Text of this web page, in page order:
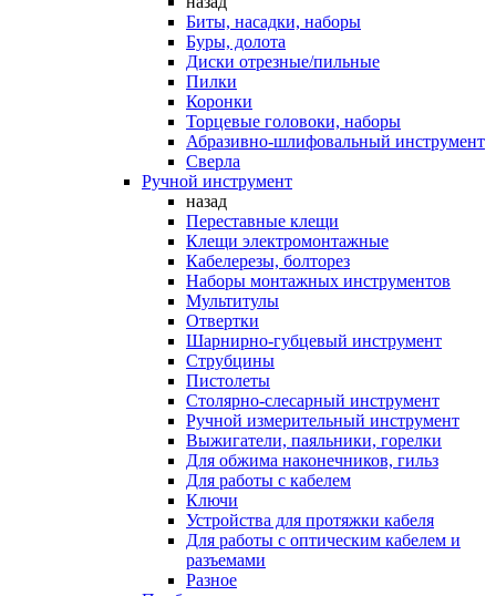
Биты, насадки, наборы
Буры, долота
Диски отрезные/пильные
Пилки
Коронки
Торцевые головоки, наборы
Абразивно-шлифовальный инструмент
Сверла
Ручной инструмент
назад
Переставные клещи
Клещи электромонтажные
Кабелерезы, болторез
Наборы монтажных инструментов
Мультитулы
Отвертки
Шарнирно-губцевый инструмент
Струбцины
Пистолеты
Столярно-слесарный инструмент
Ручной измерительный инструмент
Выжигатели, паяльники, горелки
Для обжима наконечников, гильз
Для работы с кабелем
Ключи
Устройства для протяжки кабеля
Для работы с оптическим кабелем и
разъемами
Разное